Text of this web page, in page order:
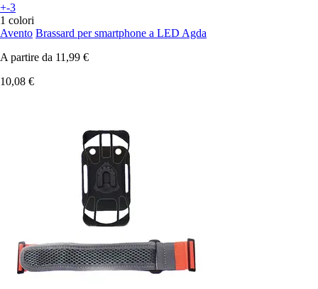
+-3
1 colori
Avento Brassard per smartphone a LED Agda
A partire da 11,99 €
10,08 €